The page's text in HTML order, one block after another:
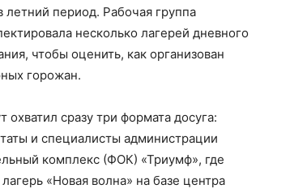
летний период. Рабочая группа
несколько лагерей дневного
чтобы оценить, как организован
горожан.
охватил сразу три формата досуга:
и специалисты администрации
комплекс (ФОК) «Триумф», где
«Новая волна» на базе центра